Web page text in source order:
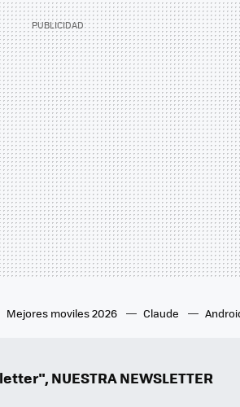
Mejores moviles 2026 Claude
NUESTRA NEWSLETTER